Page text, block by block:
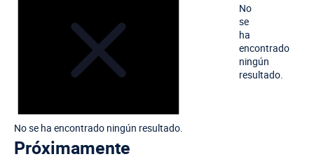
No
se
ha
encontrado
ningún
resultado.
No se ha encontrado ningún resultado.
Próximamente